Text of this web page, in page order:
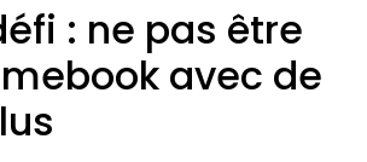
: ne pas être
avec de